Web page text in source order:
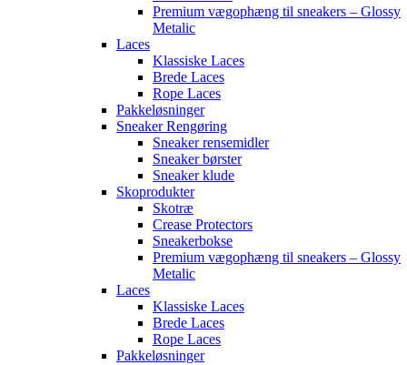
Premium vægophæng til sneakers – Glossy
Metalic
Laces
Klassiske Laces
Brede Laces
Rope Laces
Pakkeløsninger
Sneaker Rengøring
Sneaker rensemidler
Sneaker børster
Sneaker klude
Skoprodukter
Skotræ
Crease Protectors
Sneakerbokse
Premium vægophæng til sneakers – Glossy
Metalic
Laces
Klassiske Laces
Brede Laces
Rope Laces
Pakkeløsninger